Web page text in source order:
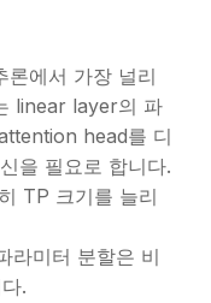
에서 가장 널리
linear layer의 파
head를 디
을 필요로 합니다.
TP 크기를 늘리
라미터 분할은 비
.